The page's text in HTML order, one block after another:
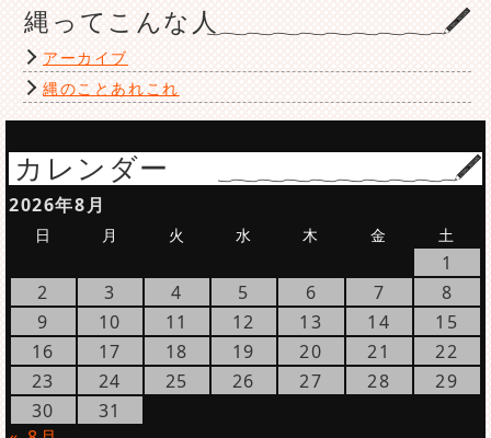
縄ってこんな人
アーカイブ
縄のことあれこれ
カレンダー
2026年8月
日 月 火 水 木 金 土
1
2
3 4 5 6 7
8
9
10 11 12 13 14
15
16
17 18 19 20 21
22
23
24 25 26 27 28
29
30
31